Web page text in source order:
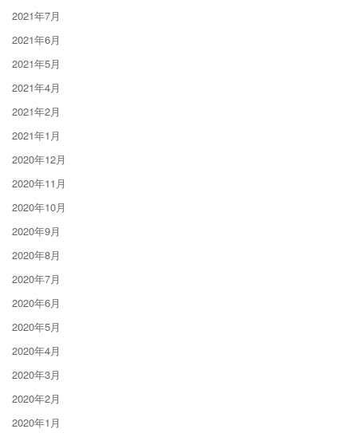
2021年7月
2021年6月
2021年5月
2021年4月
2021年2月
2021年1月
2020年12月
2020年11月
2020年10月
2020年9月
2020年8月
2020年7月
2020年6月
2020年5月
2020年4月
2020年3月
2020年2月
2020年1月